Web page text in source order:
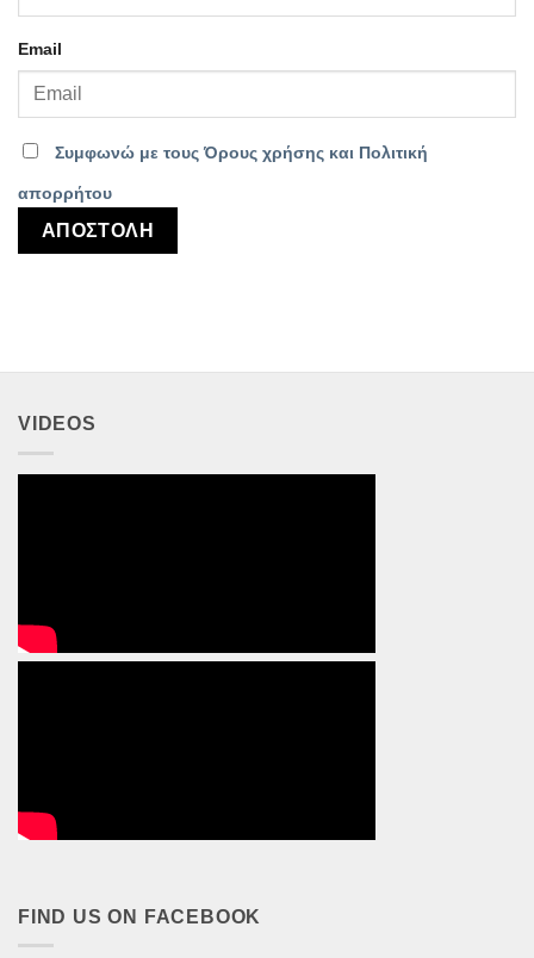
Email
Συμφωνώ με τους Όρους χρήσης και Πολιτική
απορρήτου
VIDEOS
FIND US ON FACEBOOK